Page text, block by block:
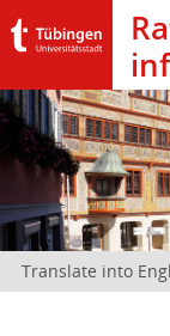
Translate into